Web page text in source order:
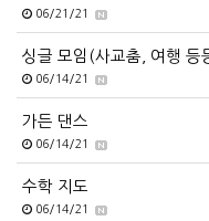
06/21/21
싱글 모임(사교춤, 여행 등
06/14/21
가든 댄스
06/14/21
수학 지도
06/14/21